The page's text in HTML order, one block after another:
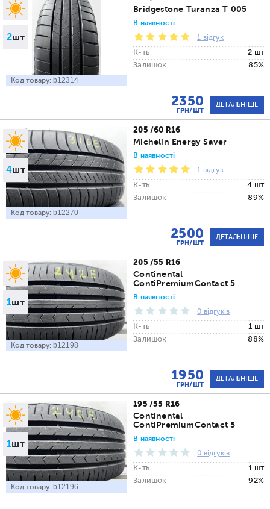
2шт
Код товару: b12314
Bridgestone Turanza T 005
В наявності
1 відгук
К-ть
2 шт
Залишок
85%
2350
ГРН/ШТ
ДЕТАЛЬНІШЕ
4шт
Код товару: b12270
205 /60 R16
Michelin Energy Saver
В наявності
1 відгук
К-ть
4 шт
Залишок
89%
2500
ГРН/ШТ
ДЕТАЛЬНІШЕ
1шт
Код товару: b12198
205 /55 R16
Continental
ContiPremiumContact 5
В наявності
0 відгуків
К-ть
1 шт
Залишок
88%
1950
ГРН/ШТ
ДЕТАЛЬНІШЕ
1шт
Код товару: b12196
195 /55 R16
Continental
ContiPremiumContact 5
В наявності
0 відгуків
К-ть
1 шт
Залишок
92%